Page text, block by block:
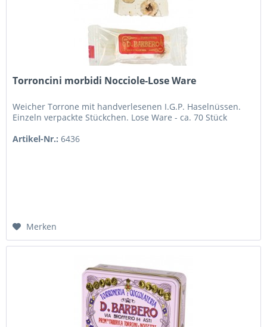
Torroncini morbidi Nocciole-Lose Ware
Weicher Torrone mit handverlesenen I.G.P. Haselnüssen.
Einzeln verpackte Stückchen. Lose Ware - ca. 70 Stück
Artikel-Nr.: 6436
Merken